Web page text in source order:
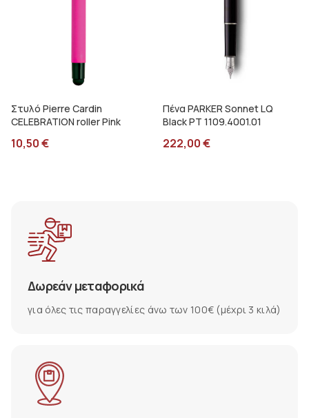
Στυλό Pierre Cardin
CELEBRATION roller Pink
10,50€
Πένα PARKER Sonnet LQ
Black PT 1109.4001.01
222,00€
Δωρεάν μεταφορικά
για όλες τις παραγγελίες άνω των 100€ (μέχρι 3 κιλά)